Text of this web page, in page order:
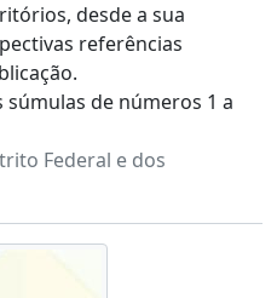
desde a sua
referências
súmulas de números 1 a
Federal e dos